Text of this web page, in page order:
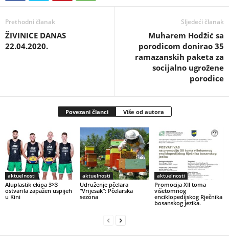
Prethodni članak
ŽIVINICE DANAS
22.04.2020.
Sljedeći članak
Muharem Hodžić sa
porodicom donirao 35
ramazanskih paketa za
socijalno ugrožene
porodice
Povezani članci Više od autora
aktuelnosti
Aluplastik ekipa 3×3
ostvarila zapažen uspijeh
u Kini
aktuelnosti
Udruženje pčelara
“Vrijesak”: Pčelarska
sezona
aktuelnosti
Promocija XII toma
višetomnog
enciklopedijskog Rječnika
bosanskog jezika.